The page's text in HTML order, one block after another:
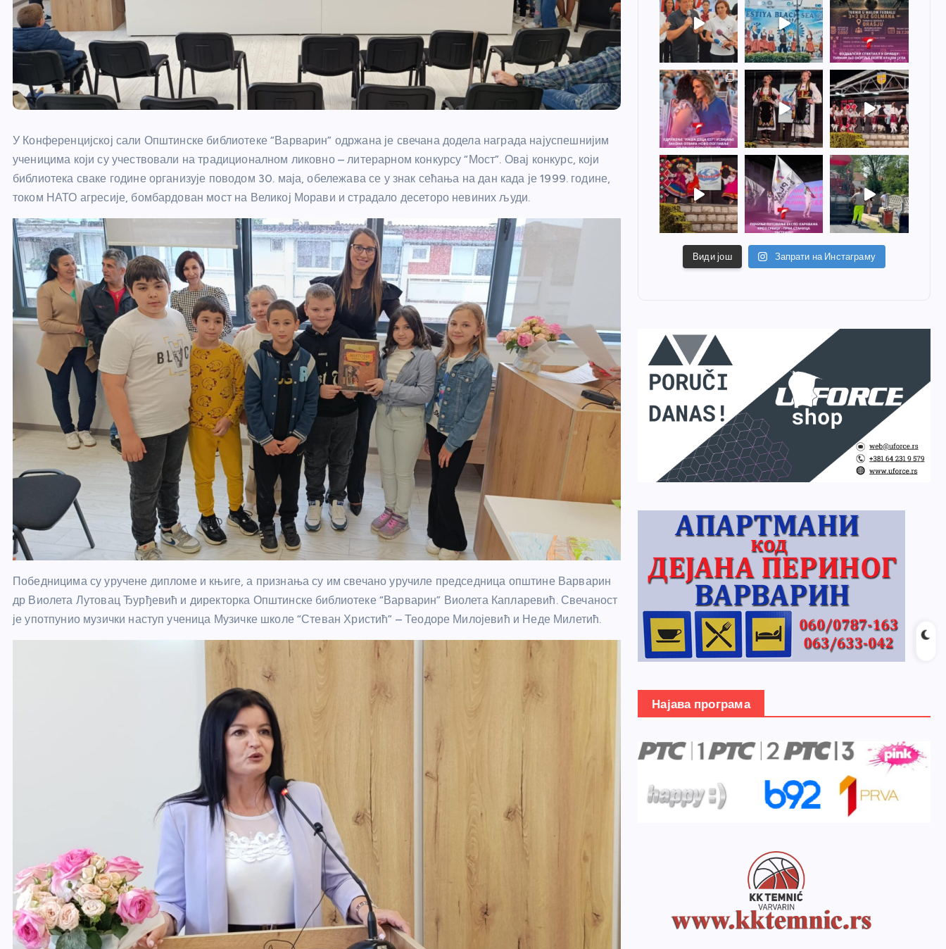
У Конференцијској сали Општинске библиотеке “Варварин” одржана је свечана додела награда најуспешнијим
ученицима који су учествовали на традиционалном ликовно – литерарном конкурсу “Мост”. Овај конкурс, који
библиотека сваке године организује поводом 30. маја, обележава се у знак сећања на дан када је 1999. године,
током НАТО агресије, бомбардован мост на Великој Морави и страдало десеторо невиних људи.
Победницима су уручене дипломе и књиге, а признања су им свечано уручиле председница општине Варварин
др Виолета Лутовац Ђурђевић и директорка Општинске библиотеке “Варварин” Виолета Капларевић. Свечаност
је употпунио музички наступ ученица Музичке школе “Стеван Христић” – Теодоре Милојевић и Неде Милетић.
Види још Запрати на Инстаграму
Најава програма